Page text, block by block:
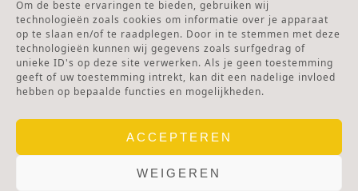
Om de beste ervaringen te bieden, gebruiken wij
technologieën zoals cookies om informatie over je apparaat
op te slaan en/of te raadplegen. Door in te stemmen met deze
technologieën kunnen wij gegevens zoals surfgedrag of
unieke ID's op deze site verwerken. Als je geen toestemming
geeft of uw toestemming intrekt, kan dit een nadelige invloed
hebben op bepaalde functies en mogelijkheden.
ACCEPTEREN
WEIGEREN
Ga naar Doneren
ANBI Stichting
RSIN nummer:002832987